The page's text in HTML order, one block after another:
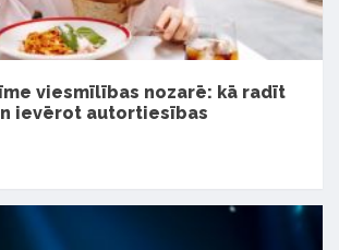
viesmīlības nozarē: kā radīt
ievērot autortiesības